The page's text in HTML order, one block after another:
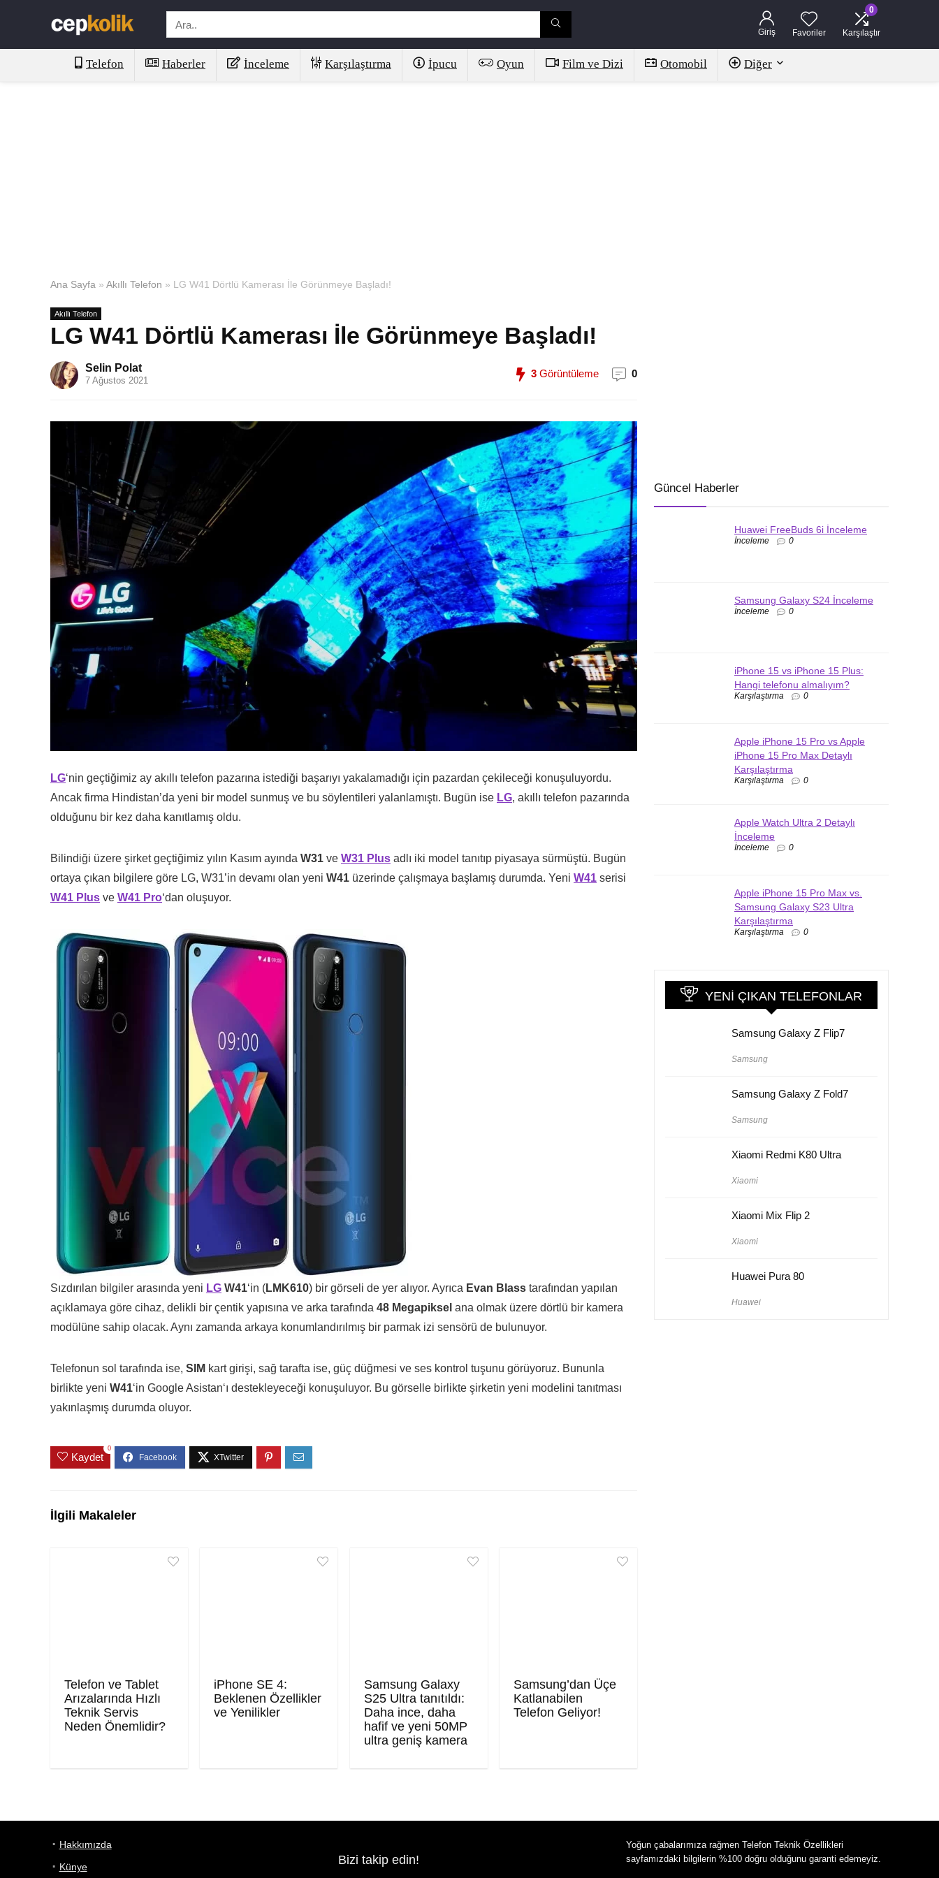
Giriş Favoriler
0
Karşılaştır
Telefon Haberler İnceleme Karşılaştırma İpucu Oyun Film ve Dizi Otomobil Diğer
Ana Sayfa » Akıllı Telefon » LG W41 Dörtlü Kamerası İle Görünmeye Başladı!
Akıllı Telefon
LG W41 Dörtlü Kamerası İle Görünmeye Başladı!
Selin Polat
7 Ağustos 2021
3 Görüntüleme 0
LG‘nin geçtiğimiz ay akıllı telefon pazarına istediği başarıyı yakalamadığı için pazardan çekileceği konuşuluyordu.
Ancak firma Hindistan’da yeni bir model sunmuş ve bu söylentileri yalanlamıştı. Bugün ise LG, akıllı telefon pazarında
olduğunu bir kez daha kanıtlamış oldu.
Bilindiği üzere şirket geçtiğimiz yılın Kasım ayında W31 ve W31 Plus adlı iki model tanıtıp piyasaya sürmüştü. Bugün
ortaya çıkan bilgilere göre LG, W31’in devamı olan yeni W41 üzerinde çalışmaya başlamış durumda. Yeni W41 serisi
W41 Plus ve W41 Pro‘dan oluşuyor.
Sızdırılan bilgiler arasında yeni LG W41‘in (LMK610) bir görseli de yer alıyor. Ayrıca Evan Blass tarafından yapılan
açıklamaya göre cihaz, delikli bir çentik yapısına ve arka tarafında 48 Megapiksel ana olmak üzere dörtlü bir kamera
modülüne sahip olacak. Aynı zamanda arkaya konumlandırılmış bir parmak izi sensörü de bulunuyor.
Telefonun sol tarafında ise, SIM kart girişi, sağ tarafta ise, güç düğmesi ve ses kontrol tuşunu görüyoruz. Bununla
birlikte yeni W41‘in Google Asistan‘ı destekleyeceği konuşuluyor. Bu görselle birlikte şirketin yeni modelini tanıtması
yakınlaşmış durumda oluyor.
Kaydet
0
İlgili Makaleler
Telefon ve Tablet
Arızalarında Hızlı
Teknik Servis
Neden Önemlidir?
iPhone SE 4:
Beklenen Özellikler
ve Yenilikler
Samsung Galaxy
S25 Ultra tanıtıldı:
Daha ince, daha
hafif ve yeni 50MP
ultra geniş kamera
Samsung’dan Üçe
Katlanabilen
Telefon Geliyor!
Güncel Haberler
Huawei FreeBuds 6i İnceleme
İnceleme 0
Samsung Galaxy S24 İnceleme
İnceleme 0
iPhone 15 vs iPhone 15 Plus:
Hangi telefonu almalıyım?
Karşılaştırma 0
Apple iPhone 15 Pro vs Apple
iPhone 15 Pro Max Detaylı
Karşılaştırma
Karşılaştırma 0
Apple Watch Ultra 2 Detaylı
İnceleme
İnceleme 0
Apple iPhone 15 Pro Max vs.
Samsung Galaxy S23 Ultra
Karşılaştırma
Karşılaştırma 0
YENI ÇIKAN TELEFONLAR
Samsung Galaxy Z Flip7
Samsung
Samsung Galaxy Z Fold7
Samsung
Xiaomi Redmi K80 Ultra
Xiaomi
Xiaomi Mix Flip 2
Xiaomi
Huawei Pura 80
Huawei
Hakkımızda
Künye
Bizi takip edin!
Yoğun çabalarımıza rağmen Telefon Teknik Özellikleri
sayfamızdaki bilgilerin %100 doğru olduğunu garanti edemeyiz.